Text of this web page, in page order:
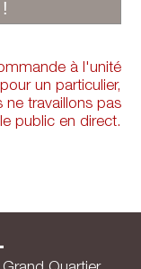
à l'unité
pour un particulier,
travaillons pas
public en direct.